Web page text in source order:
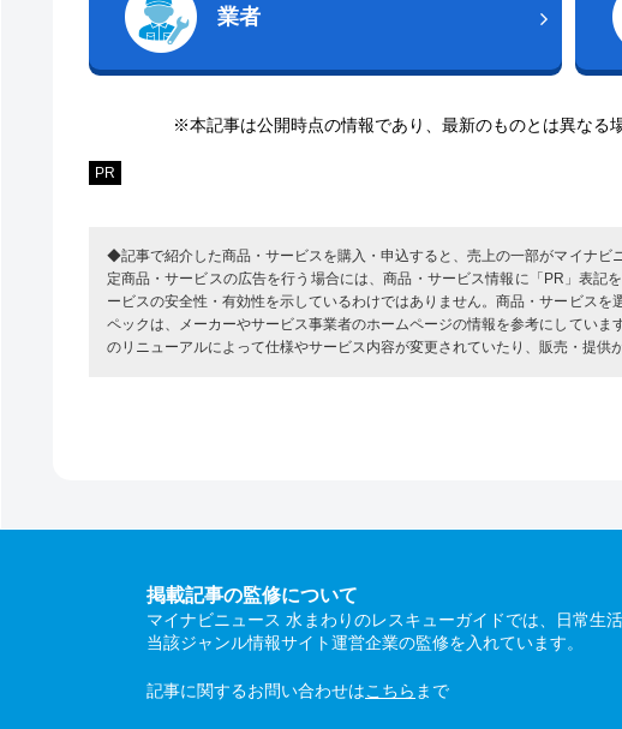
業者
※本記事は公開時点の情報であり、最新のものとは異なる
PR
◆記事で紹介した商品・サービスを購入・申込すると、売上の一部がマイナ
定商品・サービスの広告を行う場合には、商品・サービス情報に「PR」表
ービスの安全性・有効性を示しているわけではありません。商品・サービス
ペックは、メーカーやサービス事業者のホームページの情報を参考にしてい
のリニューアルによって仕様やサービス内容が変更されていたり、販売・提供
掲載記事の監修について
マイナビニュース 水まわりのレスキューガイドでは、日常生
当該ジャンル情報サイト運営企業の監修を入れています。
記事に関するお問い合わせはこちら まで